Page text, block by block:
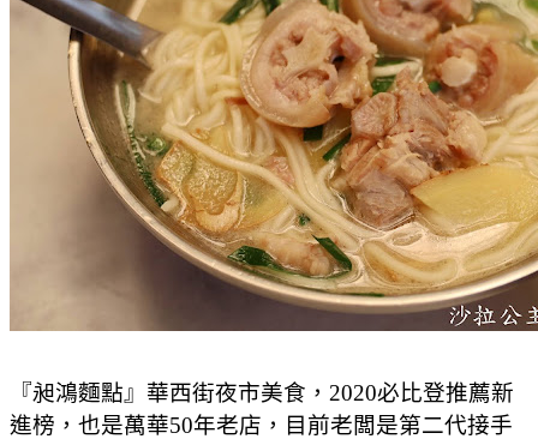
『昶鴻麵點』華西街夜市美食，2020必比登推薦新
進榜，也是萬華50年老店，目前老闆是第二代接手